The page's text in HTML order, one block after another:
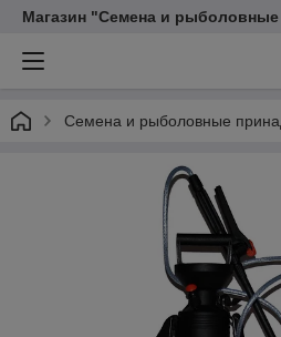
Магазин "Семена и
Семена и рыболовные